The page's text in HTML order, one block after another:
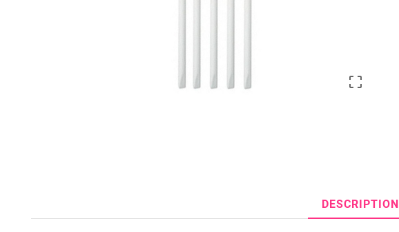

DESCRIPTION